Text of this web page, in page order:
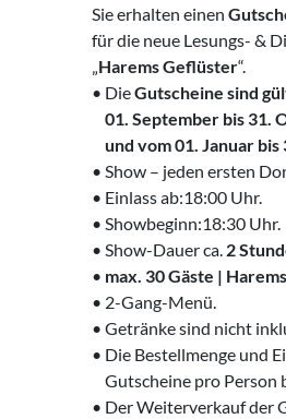
Sie erhalten einen
für die neue Lesungs- &
„Harems Geflüster“.
• DieGutscheine sind
01. September bis 31.
und vom 01. Januar bis
• Show – jeden ersten
• Einlass ab:18:00 Uhr.
• Showbeginn:18:30 Uhr.
• Show-Dauer ca. 2
• max. 30 Gäste |
• 2-Gang-Menü.
• Getränke sind nicht
• Die Bestellmenge und
Gutscheine pro Person
• Der Weiterverkauf der